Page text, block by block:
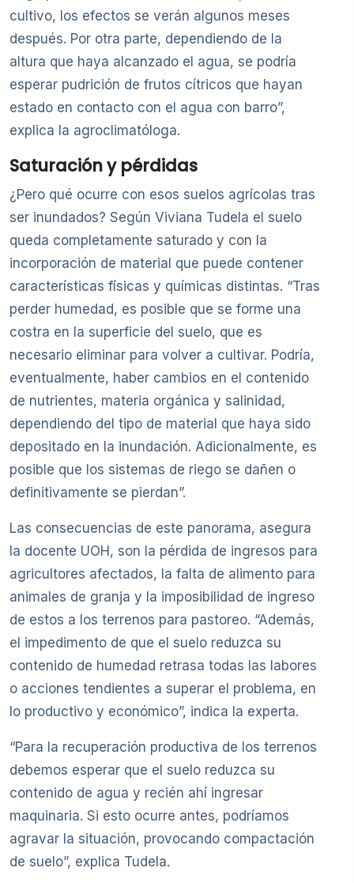
cultivo, los efectos se verán algunos meses
después. Por otra parte, dependiendo de la
altura que haya alcanzado el agua, se podría
esperar pudrición de frutos cítricos que hayan
estado en contacto con el agua con barro”,
explica la agroclimatóloga.
Saturación y pérdidas
¿Pero qué ocurre con esos suelos agrícolas tras
ser inundados? Según Viviana Tudela el suelo
queda completamente saturado y con la
incorporación de material que puede contener
características físicas y químicas distintas. “Tras
perder humedad, es posible que se forme una
costra en la superficie del suelo, que es
necesario eliminar para volver a cultivar. Podría,
eventualmente, haber cambios en el contenido
de nutrientes, materia orgánica y salinidad,
dependiendo del tipo de material que haya sido
depositado en la inundación. Adicionalmente, es
posible que los sistemas de riego se dañen o
definitivamente se pierdan”.
Las consecuencias de este panorama, asegura
la docente UOH, son la pérdida de ingresos para
agricultores afectados, la falta de alimento para
animales de granja y la imposibilidad de ingreso
de estos a los terrenos para pastoreo. “Además,
el impedimento de que el suelo reduzca su
contenido de humedad retrasa todas las labores
o acciones tendientes a superar el problema, en
lo productivo y económico”, indica la experta.
“Para la recuperación productiva de los terrenos
debemos esperar que el suelo reduzca su
contenido de agua y recién ahí ingresar
maquinaria. Si esto ocurre antes, podríamos
agravar la situación, provocando compactación
de suelo”, explica Tudela.